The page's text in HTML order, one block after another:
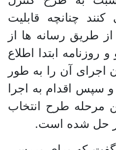
چنانچه قابلیت
طریق رسانه ها از
و روزنامه ابتدا اطلاع
اجرای آن را به طور
و سپس اقدام به اجرا
مرحله طرح انتخاب
حل شده است.